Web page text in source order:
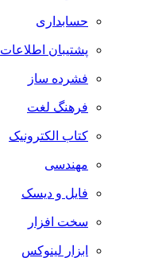
حسابداری
پشتیبان اطلاعات
فشرده ساز
فرهنگ لغت
کتاب الکترونیک
مهندسی
فایل و دیسک
سخت افزار
ابزار لینوکس